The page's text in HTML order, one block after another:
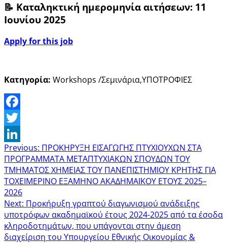
📝 Καταληκτική ημερομηνία αιτήσεων: 11
Ιουνίου 2025
Apply for this job
Κατηγορία: Workshops /Σεμινάρια,ΥΠΟΤΡΟΦΙΕΣ
Facebook
Twitter
LinkedIn
Previous: ΠΡΟΚΗΡΥΞΗ ΕΙΣΑΓΩΓΗΣ ΠΤΥΧΙΟΥΧΩΝ ΣΤΑ
ΠΡΟΓΡΑΜΜAΤΑ ΜΕΤΑΠΤΥΧΙΑΚΩΝ ΣΠΟΥΔΩΝ ΤΟΥ
ΤΜΗΜΑΤΟΣ ΧΗΜΕΙΑΣ ΤΟΥ ΠΑΝΕΠΙΣΤΗΜΙΟΥ ΚΡΗΤΗΣ ΓΙΑ
ΤΟΧΕΙΜΕΡΙΝΟ ΕΞΑΜΗΝΟ ΑΚΑΔΗΜΑΪΚΟΥ ΕΤΟΥΣ 2025–
2026
Next: Προκήρυξη γραπτού διαγωνισμού ανάδειξης
υποτρόφων ακαδημαϊκού έτους 2024-2025 από τα έσοδα
κληροδοτημάτων, που υπάγονται στην άμεση
διαχείριση του Υπουργείου Εθνικής Οικονομίας &